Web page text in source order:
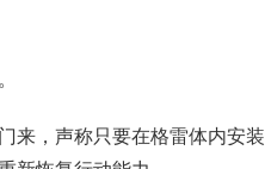
来，声称只要在格雷体内安装